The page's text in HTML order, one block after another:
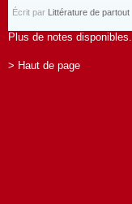
Écrit par Littérature de partout
Plus de notes disponibles.
> Haut de page